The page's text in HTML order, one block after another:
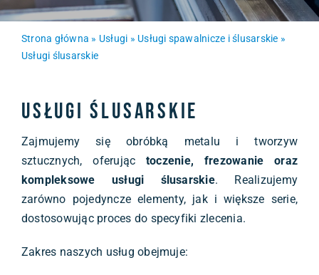
Aktualności
Skontaktuj się z nami
Strona główna » Usługi » Usługi spawalnicze i ślusarskie »
Usługi ślusarskie
Usługi ślusarskie
Zajmujemy się obróbką metalu i tworzyw
sztucznych, oferująctoczenie, frezowanie oraz
kompleksowe usługi ślusarskie. Realizujemy
zarówno pojedyncze elementy, jak i większe serie,
dostosowując proces do specyfiki zlecenia.
Zakres naszych usług obejmuje: